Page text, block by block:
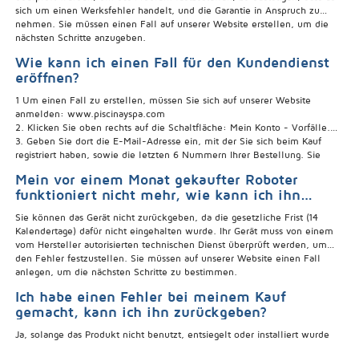
sich um einen Werksfehler handelt, und die Garantie in Anspruch zu
nehmen. Sie müssen einen Fall auf unserer Website erstellen, um die
nächsten Schritte anzugeben.
Wie kann ich einen Fall für den Kundendienst
eröffnen?
1 Um einen Fall zu erstellen, müssen Sie sich auf unserer Website
anmelden: www.piscinayspa.com
2. Klicken Sie oben rechts auf die Schaltfläche: Mein Konto - Vorfälle.
3. Geben Sie dort die E-Mail-Adresse ein, mit der Sie sich beim Kauf
registriert haben, sowie die letzten 6 Nummern Ihrer Bestellung. Sie
4. Wählen Sie das defekte Produkt aus und überprüfen Sie die Anzahl
der Produkte, die ein Problem haben.
der Sie Ihre Anfrage verwalten möchten. Wenn Sie einen Fall erstellen,
werden wir ihn so schnell wie möglich bearbeiten.
Mein vor einem Monat gekaufter Roboter
funktioniert nicht mehr, wie kann ich ihn
zurückgeben?
Sie können das Gerät nicht zurückgeben, da die gesetzliche Frist (14
Kalendertage) dafür nicht eingehalten wurde. Ihr Gerät muss von einem
vom Hersteller autorisierten technischen Dienst überprüft werden, um
den Fehler festzustellen. Sie müssen auf unserer Website einen Fall
anlegen, um die nächsten Schritte zu bestimmen.
Ich habe einen Fehler bei meinem Kauf
gemacht, kann ich ihn zurückgeben?
Ja, solange das Produkt nicht benutzt, entsiegelt oder installiert wurde